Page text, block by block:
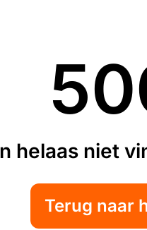
helaas niet
Terug naar